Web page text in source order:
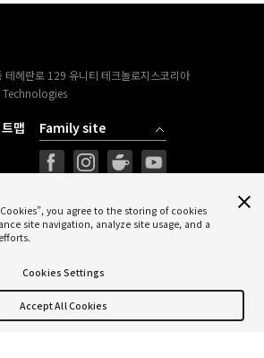
테헤란로 129 유니티 테크놀로지스코리아
맵
이선스 착한 캠페인에 함께하세요
you agree to the storing of cookies
site navigation, analyze site usage, and a
Cookies Settings
Accept All Cookies